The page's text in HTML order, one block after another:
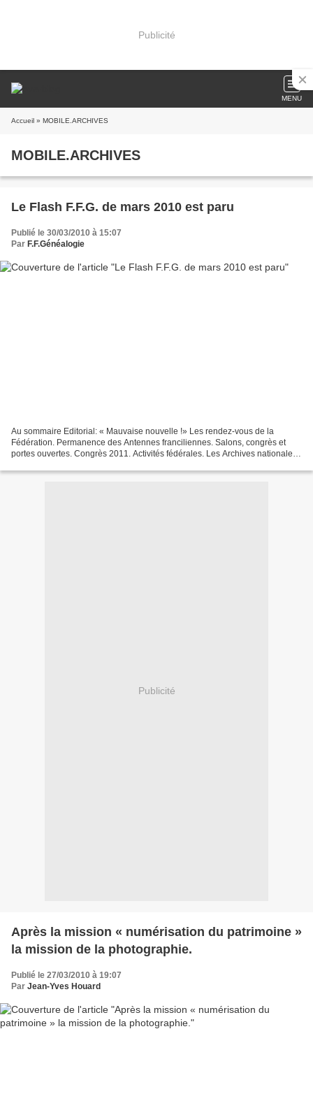
Publicité
MENU
Accueil » MOBILE.ARCHIVES
MOBILE.ARCHIVES
Le Flash F.F.G. de mars 2010 est paru
Publié le 30/03/2010 à 15:07
Par F.F.Généalogie
Au sommaire Editorial: « Mauvaise nouvelle !» Les rendez-vous de la
Fédération. Permanence des Antennes franciliennes. Salons, congrès et
portes ouvertes. Congrès 2011. Activités fédérales. Les Archives nationales
Publicité
Après la mission « numérisation du patrimoine »
la mission de la photographie.
Publié le 27/03/2010 à 19:07
Par Jean-Yves Houard